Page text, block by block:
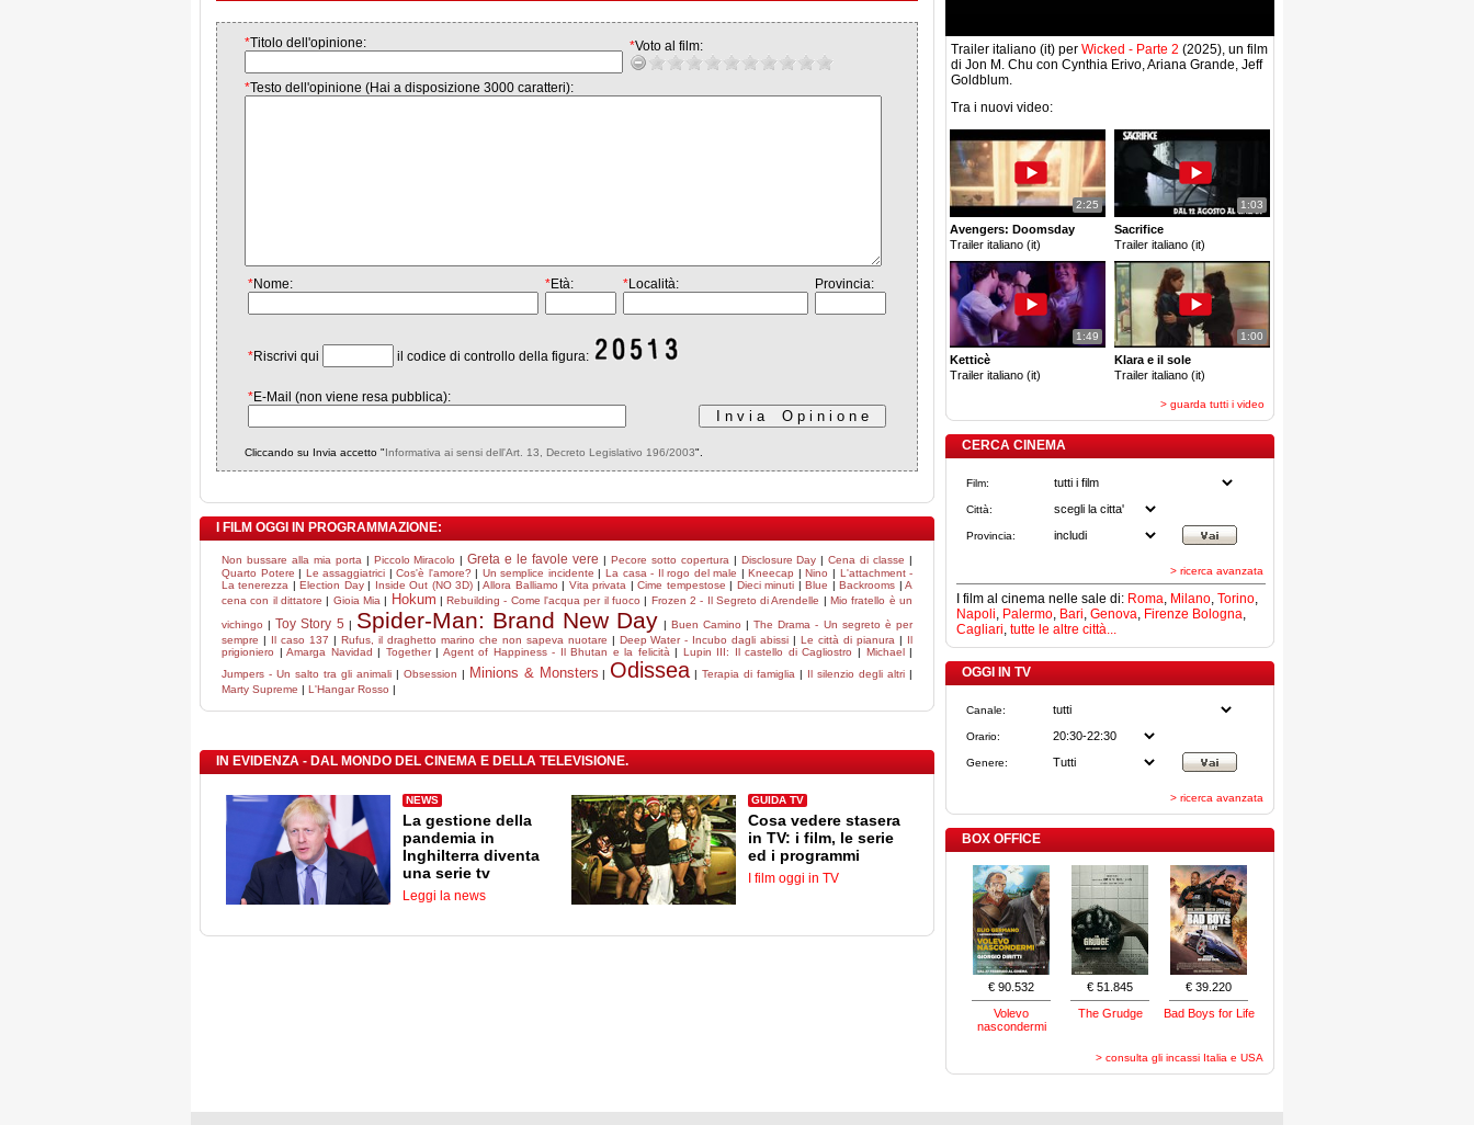
*Titolo dell'opinione: *Voto al film:
*Testo dell'opinione (Hai a disposizione 3000 caratteri):
*Nome: *Età: *Località: Provincia:
*Riscrivi qui il codice di controllo della figura:
*E-Mail (non viene resa pubblica):
Cliccando su Invia accetto "Informativa ai sensi dell'Art. 13, Decreto Legislativo 196/2003".
I FILM OGGI IN PROGRAMMAZIONE:
Non bussare alla mia porta | Piccolo Miracolo |Greta e le favole vere | Pecore sotto copertura | Disclosure Day |Cena di classe |
Quarto Potere | Le assaggiatrici |Cos'è l'amore? | Un semplice incidente |La casa - Il rogo del male |Kneecap |Nino | L'attachment -
La tenerezza |Election Day| Inside Out (NO 3D) |Allora Balliamo | Vita privata |Cime tempestose | Dieci minuti |Blue |Backrooms |A
cena con il dittatore | Gioia Mia | Hokum |Rebuilding - Come l'acqua per il fuoco | Frozen 2 - Il Segreto di Arendelle |Mio fratello è un
vichingo | Toy Story 5 | Spider-Man: Brand New Day | Buen Camino |The Drama - Un segreto è per
sempre | Il caso 137 | Rufus, il draghetto marino che non sapeva nuotare | Deep Water - Incubo dagli abissi |Le città di pianura | Il
prigioniero |Amarga Navidad | Together| Agent of Happiness - Il Bhutan e la felicità | Lupin III: Il castello di Cagliostro | Michael|
Jumpers - Un salto tra gli animali| Obsession | Minions & Monsters | Odissea |Terapia di famiglia | Il silenzio degli altri |
Marty Supreme | L'Hangar Rosso |
IN EVIDENZA - DAL MONDO DEL CINEMA E DELLA TELEVISIONE.
NEWS
La gestione della
pandemia in
Inghilterra diventa
una serie tv
Leggi la news
GUIDA TV
Cosa vedere stasera
in TV: i film, le serie
ed i programmi
I film oggi in TV
Trailer italiano (it) per Wicked - Parte 2 (2025), un film
di Jon M. Chu con Cynthia Erivo, Ariana Grande, Jeff
Goldblum.
Tra i nuovi video:
2:25
Avengers: Doomsday
Trailer italiano (it)
1:03
Sacrifice
Trailer italiano (it)
1:49
Ketticè
Trailer italiano (it)
1:00
Klara e il sole
Trailer italiano (it)
> guarda tutti i video
CERCA CINEMA
Film:
Città:
Provincia:
> ricerca avanzata
I film al cinema nelle sale di: Roma, Milano, Torino,
Napoli, Palermo, Bari, Genova, Firenze Bologna,
Cagliari, tutte le altre città...
OGGI IN TV
Canale:
Orario:
Genere:
> ricerca avanzata
BOX OFFICE
€ 90.532
Volevo
nascondermi
€ 51.845
The Grudge
€ 39.220
Bad Boys for Life
> consulta gli incassi Italia e USA